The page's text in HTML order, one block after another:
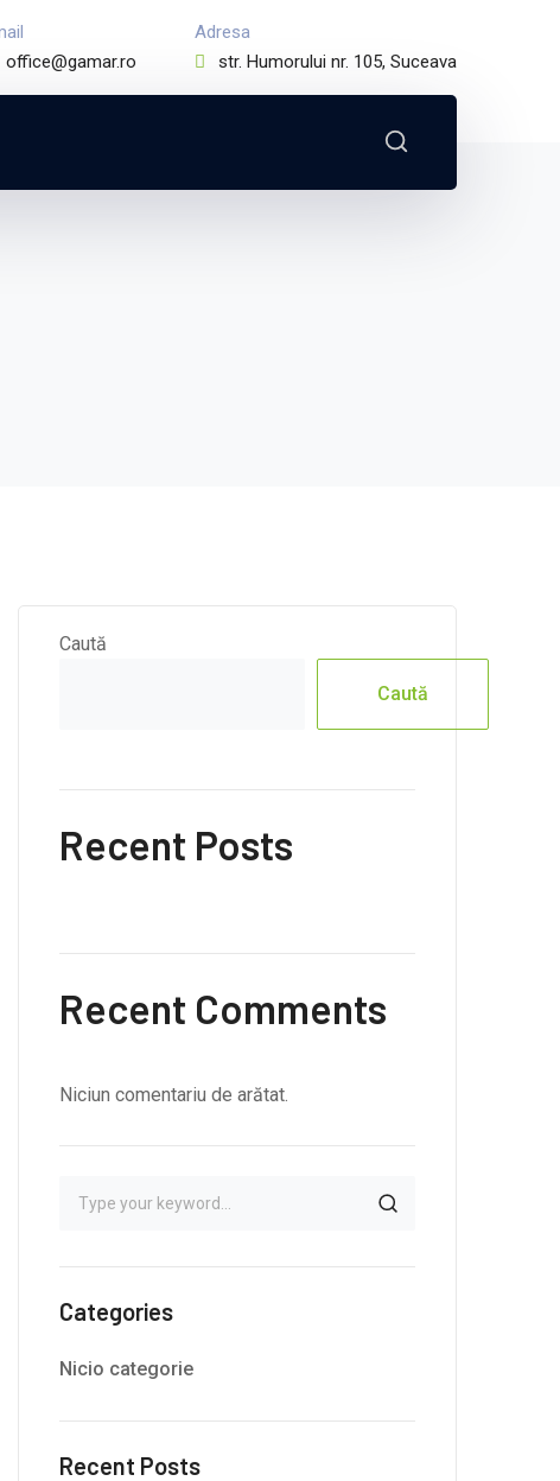
office@gamar.ro
Adresa
str. Humorului nr. 105, Suceava
Caută
Caută
Recent Posts
Recent Comments
Niciun comentariu de arătat.
Categories
Nicio categorie
Recent Posts